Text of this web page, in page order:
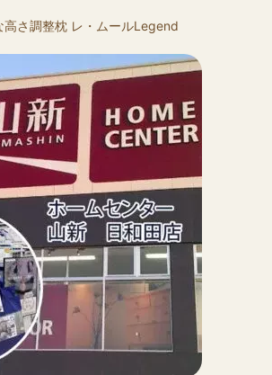
高さ調整枕 レ・ムールLegend